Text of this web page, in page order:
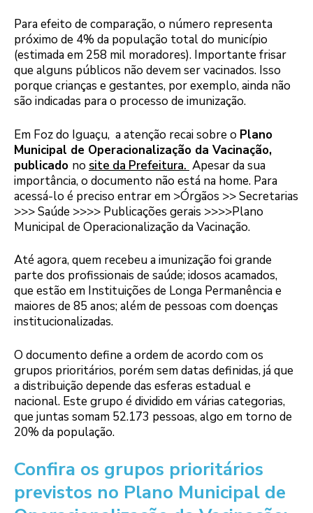
Para efeito de comparação, o número representa
próximo de 4% da população total do município
(estimada em 258 mil moradores). Importante frisar
que alguns públicos não devem ser vacinados. Isso
porque crianças e gestantes, por exemplo, ainda não
são indicadas para o processo de imunização.
Em Foz do Iguaçu, a atenção recai sobre o Plano
Municipal de Operacionalização da Vacinação,
publicado no site da Prefeitura. Apesar da sua
importância, o documento não está na home. Para
acessá-lo é preciso entrar em >Órgãos >> Secretarias
>>> Saúde >>>> Publicações gerais >>>>Plano
Municipal de Operacionalização da Vacinação.
Até agora, quem recebeu a imunização foi grande
parte dos profissionais de saúde; idosos acamados,
que estão em Instituições de Longa Permanência e
maiores de 85 anos; além de pessoas com doenças
institucionalizadas.
O documento define a ordem de acordo com os
grupos prioritários, porém sem datas definidas, já que
a distribuição depende das esferas estadual e
nacional. Este grupo é dividido em várias categorias,
que juntas somam 52.173 pessoas, algo em torno de
20% da população.
Confira os grupos prioritários
previstos no Plano Municipal de